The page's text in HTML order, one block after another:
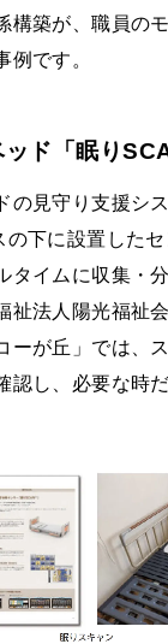
構築が、職員の
例です。
ド「眠り
の見守り支援シ
の下に設置した
タイムに収集・
祉法人陽光福祉
ーが丘」では、
認し、必要な時